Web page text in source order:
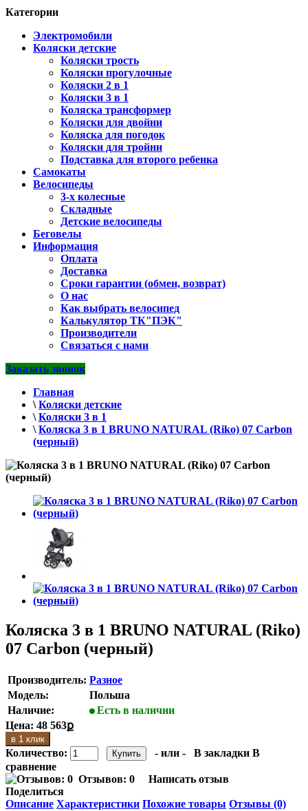
Категории
Электромобили
Коляски детские
Коляски трость
Коляски прогулочные
Коляски 2 в 1
Коляски 3 в 1
Коляска трансформер
Коляски для двойни
Коляска для погодок
Коляски для тройни
Подставка для второго ребенка
Самокаты
Велосипеды
3-х колесные
Складные
Детские велосипеды
Беговелы
Информация
Оплата
Доставка
Сроки гарантии (обмен, возврат)
О нас
Как выбрать велосипед
Калькулятор ТК"ПЭК"
Производители
Связаться с нами
Заказать звонок
Главная
\Коляски детские
\Коляски 3 в 1
\Коляска 3 в 1 BRUNO NATURAL (Riko) 07 Carbon
(черный)
Коляска 3 в 1 BRUNO NATURAL (Riko)
07 Carbon (черный)
Производитель: Разное
Модель:
Польша
Наличие:
Есть в наличии
Цена: 48 563ք
в 1 клик
Количество: - или - В закладки В
сравнение
Отзывов: 0
Написать отзыв
Поделиться
Описание Характеристики Похожие товары Отзывы (0)